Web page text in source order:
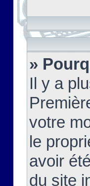
»
Il y a
votre
le
avoir
du site